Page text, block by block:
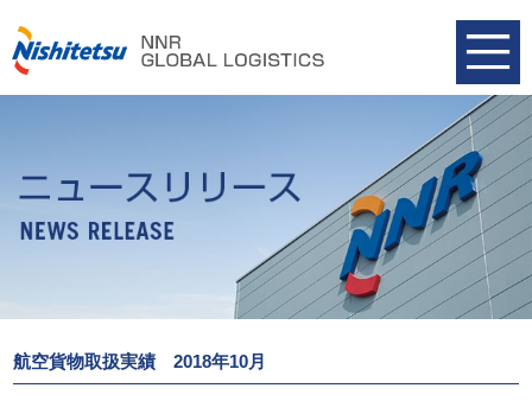
航空貨物取扱実績 2018年10月